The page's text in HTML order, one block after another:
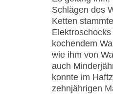
Schlägen des
Ketten
kochendem
wie ihm von
auch
konnte im
zehnjährigen